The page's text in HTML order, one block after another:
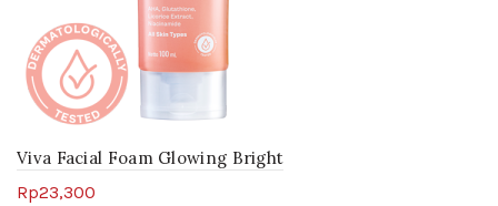
Viva Facial Foam Glowing Bright
Rp23,300